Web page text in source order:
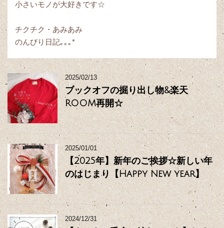
小さいモノが大好きです☆
チクチク・あみあみ
のんびり日記｡｡｡*
2025/02/13
ブックオフの掘り出し物&楽天
ROOM再開☆
2025/01/01
【2025年】新年のご挨拶☆新しい年
のはじまり【Happy New year】
2024/12/31